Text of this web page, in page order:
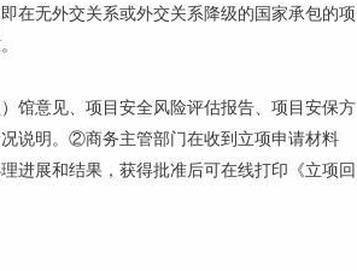
在无外交关系或外交关系降级的国家承包的项
馆意见、项目安全风险评估报告、项目安保方
说明。②商务主管部门在收到立项申请材料
进展和结果，获得批准后可在线打印《立项回